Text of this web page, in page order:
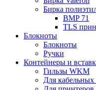
Бирка
BMP 71
TLS
Блокноты
Блокноты
Ручки
Контейнеры и
Гильзы WKM
Для